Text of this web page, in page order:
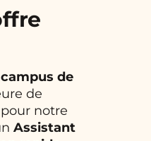
de
de
notre
Assistant